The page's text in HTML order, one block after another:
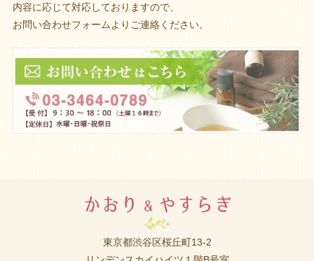
内容に応じて対応しておりますので、
お問い合わせフォームよりご連絡ください。
東京都渋谷区桜丘町13-2